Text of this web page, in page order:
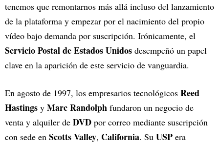
tenemos que remontarnos más allá incluso del lanzamiento
de la plataforma y empezar por el nacimiento del propio
vídeo bajo demanda por suscripción. Irónicamente, el
Servicio Postal de Estados Unidos desempeñó un papel
clave en la aparición de este servicio de vanguardia.
En agosto de 1997, los empresarios tecnológicos Reed
Hastings y Marc Randolph fundaron un negocio de
venta y alquiler de DVD por correo mediante suscripción
con sede en Scotts Valley, California. Su USP era